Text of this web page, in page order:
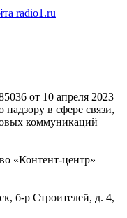
radio1.ru
от 10 апреля 2023
в сфере связи,
коммуникаций
«Контент-центр»
б-р Строителей, д. 4,